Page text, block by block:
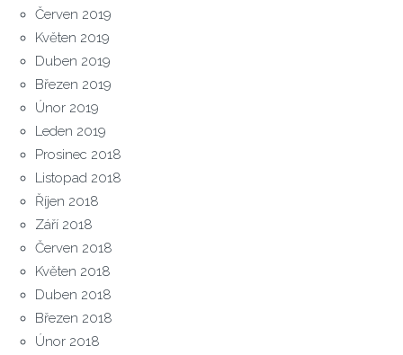
Červen 2019
Květen 2019
Duben 2019
Březen 2019
Únor 2019
Leden 2019
Prosinec 2018
Listopad 2018
Říjen 2018
Září 2018
Červen 2018
Květen 2018
Duben 2018
Březen 2018
Únor 2018